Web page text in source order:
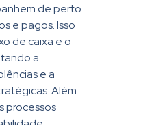
de perto
e pagos. Isso
de caixa e o
a
e a
Além
processos